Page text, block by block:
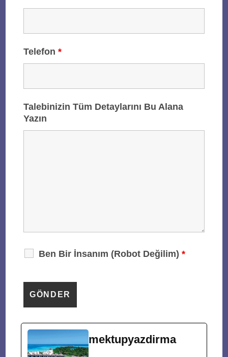
Telefon*
Talebinizin Tüm Detaylarını Bu Alana
Yazın
Ben Bir İnsanım (Robot Değilim)*
mektupyazdirma